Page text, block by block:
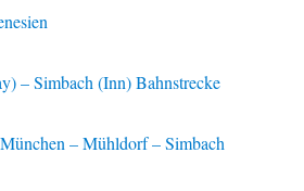
– Simbach (Inn) Bahnstrecke
– Mühldorf – Simbach